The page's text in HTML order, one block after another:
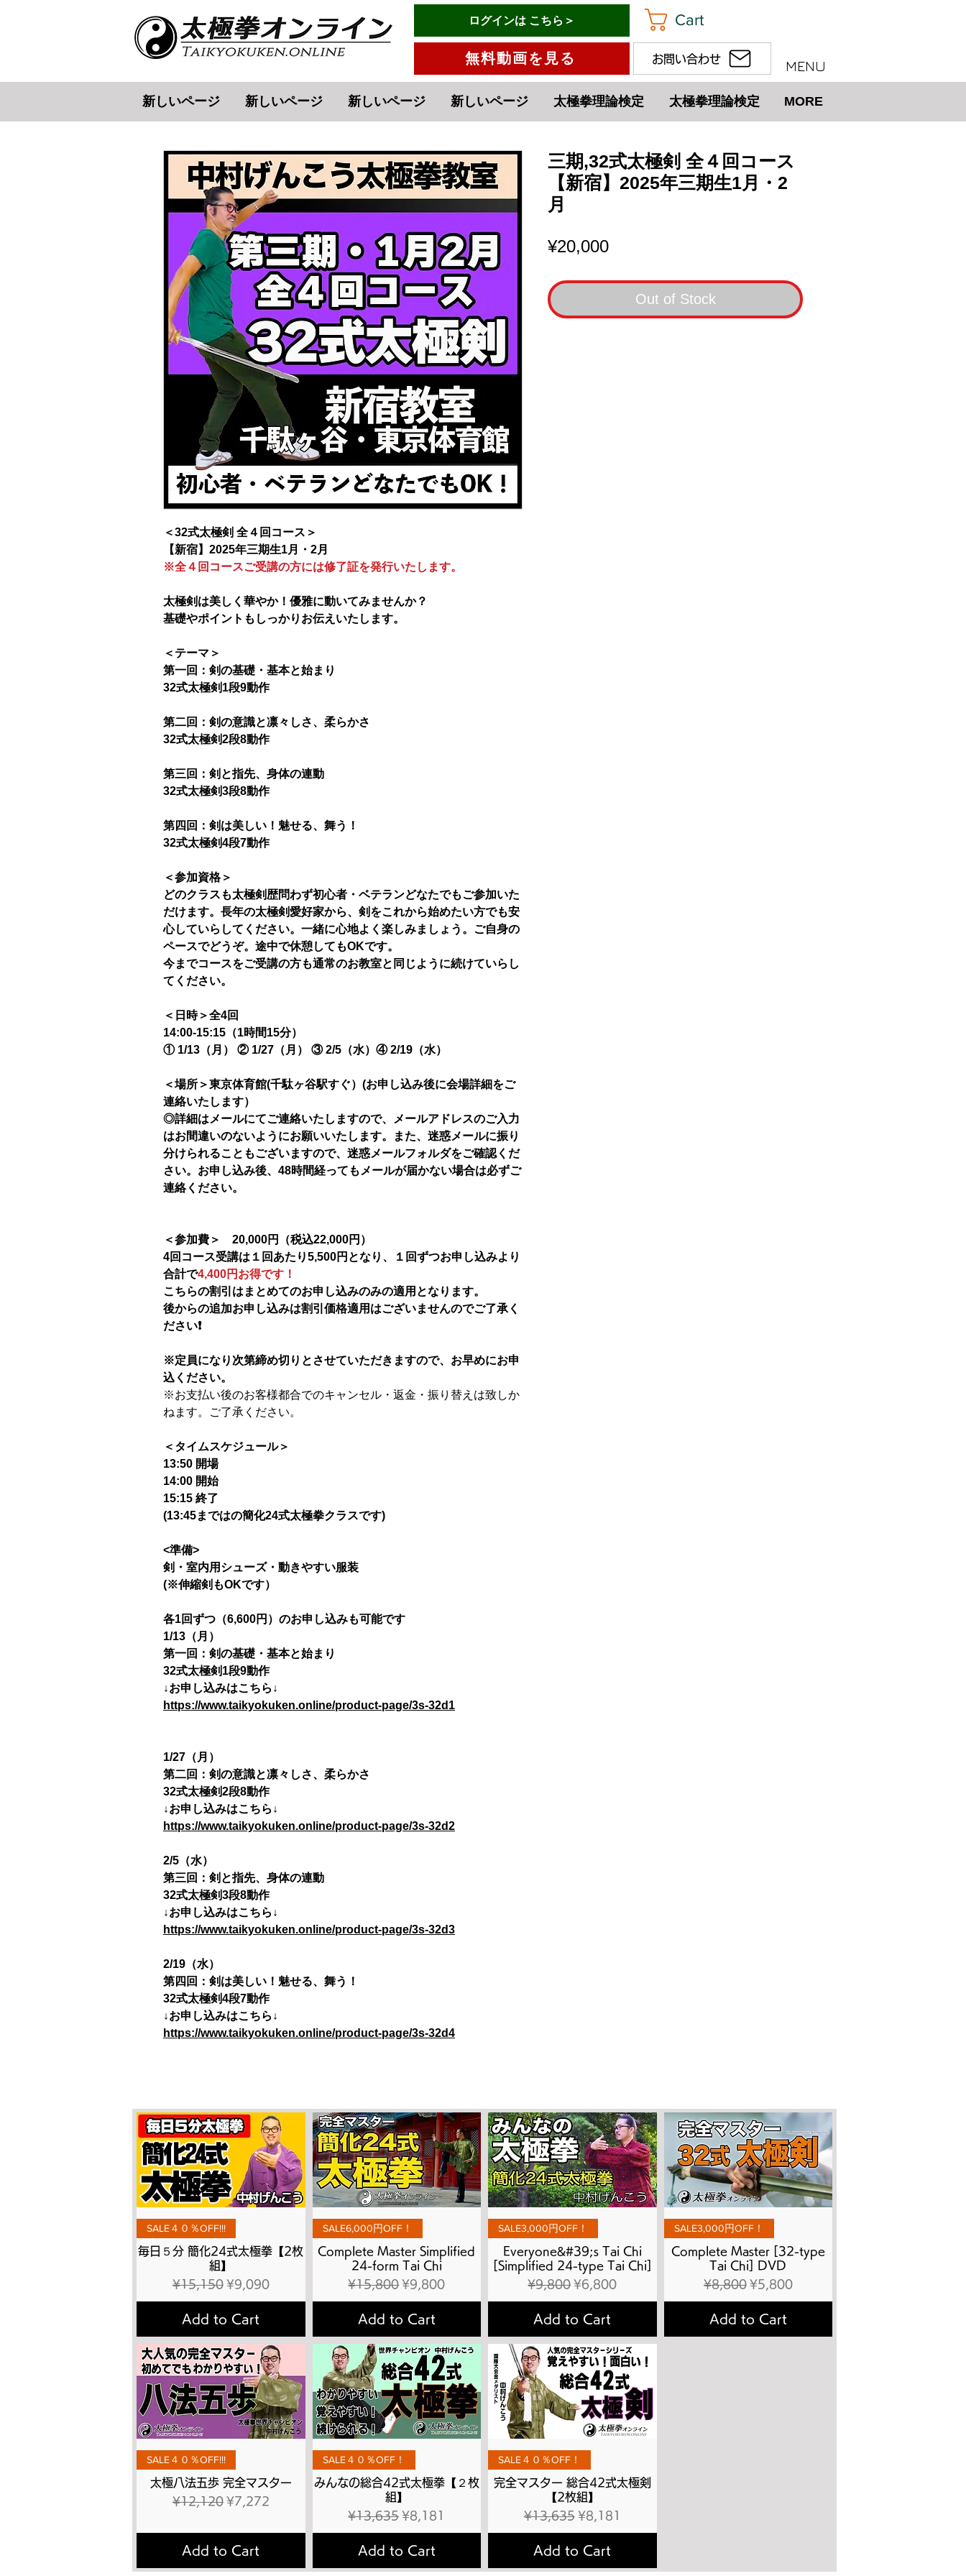
有料会員ログインはこちら→
ログインは こちら＞
無料動画を見る
Cart
お問い合わせ MENU
新しいページ 新しいページ 新しいページ 新しいページ 太極拳理論検定 太極拳理論検定 MORE
＜32式太極剣 全４回コース＞
【新宿】2025年三期生1月・2月
※全４回コースご受講の方には修了証を発行いたします。
太極剣は美しく華やか！優雅に動いてみませんか？
基礎やポイントもしっかりお伝えいたします。
＜テーマ＞
第一回：剣の基礎・基本と始まり
32式太極剣1段9動作
第二回：剣の意識と凛々しさ、柔らかさ
32式太極剣2段8動作
第三回：剣と指先、身体の連動
32式太極剣3段8動作
第四回：剣は美しい！魅せる、舞う！
32式太極剣4段7動作
＜参加資格＞
どのクラスも太極剣歴問わず初心者・ベテランどなたでもご参加いた
だけます。長年の太極剣愛好家から、剣をこれから始めたい方でも安
心していらしてください。一緒に心地よく楽しみましょう。ご自身の
ペースでどうぞ。途中で休憩してもOKです。
今までコースをご受講の方も通常のお教室と同じように続けていらし
てください。
＜日時＞全4回
14:00-15:15（1時間15分）
① 1/13（月） ② 1/27（月） ③ 2/5（水）④ 2/19（水）
＜場所＞東京体育館(千駄ヶ谷駅すぐ）(お申し込み後に会場詳細をご
連絡いたします）
◎詳細はメールにてご連絡いたしますので、メールアドレスのご入力
はお間違いのないようにお願いいたします。また、迷惑メールに振り
分けられることもございますので、迷惑メールフォルダをご確認くだ
さい。お申し込み後、48時間経ってもメールが届かない場合は必ずご
連絡ください。
＜参加費＞ 20,000円（税込22,000円）
4回コース受講は１回あたり5,500円となり、１回ずつお申し込みより
合計で4,400円お得です！
こちらの割引はまとめてのお申し込みのみの適用となります。
後からの追加お申し込みは割引価格適用はございませんのでご了承く
ださい❗️
※定員になり次第締め切りとさせていただきますので、お早めにお申
込ください。
※お支払い後のお客様都合でのキャンセル・返金・振り替えは致しか
ねます。ご了承ください。
＜タイムスケジュール＞
13:50 開場
14:00 開始
15:15 終了
(13:45まではの簡化24式太極拳クラスです)
<準備>
剣・室内用シューズ・動きやすい服装
(※伸縮剣もOKです）
各1回ずつ（6,600円）のお申し込みも可能です
1/13（月）
第一回：剣の基礎・基本と始まり
32式太極剣1段9動作
↓お申し込みはこちら↓
https://www.taikyokuken.online/product-page/3s-32d1
1/27（月）
第二回：剣の意識と凛々しさ、柔らかさ
32式太極剣2段8動作
↓お申し込みはこちら↓
https://www.taikyokuken.online/product-page/3s-32d2
2/5（水）
第三回：剣と指先、身体の連動
32式太極剣3段8動作
↓お申し込みはこちら↓
https://www.taikyokuken.online/product-page/3s-32d3
2/19（水）
第四回：剣は美しい！魅せる、舞う！
32式太極剣4段7動作
↓お申し込みはこちら↓
https://www.taikyokuken.online/product-page/3s-32d4
三期,32式太極剣 全４回コース
【新宿】2025年三期生1月・2
月
¥20,000Price
Out of Stock
Quick View
SALE４０％OFF!!!
毎日５分 簡化24式太極拳【2枚
組】
Regular Price
¥15,150 Sale Price
¥9,090
Add to Cart
Quick View
SALE6,000円OFF！
Complete Master Simplified
24-form Tai Chi
Regular Price
¥15,800 Sale Price
¥9,800
Add to Cart
Quick View
SALE3,000円OFF！
Everyone&#39;s Tai Chi
[Simplified 24-type Tai Chi]
Regular Price
¥9,800 Sale Price
¥6,800
Add to Cart
Quick View
SALE3,000円OFF！
Complete Master [32-type
Tai Chi] DVD
Regular Price
¥8,800 Sale Price
¥5,800
Add to Cart
Quick View
SALE４０％OFF!!!
太極八法五歩 完全マスター
Regular Price
¥12,120 Sale Price
¥7,272
Add to Cart
Quick View
SALE４０％OFF！
みんなの総合42式太極拳【２枚
組】
Regular Price
¥13,635 Sale Price
¥8,181
Add to Cart
Quick View
SALE４０％OFF！
完全マスター 総合42式太極剣
【2枚組】
Regular Price
¥13,635 Sale Price
¥8,181
Add to Cart